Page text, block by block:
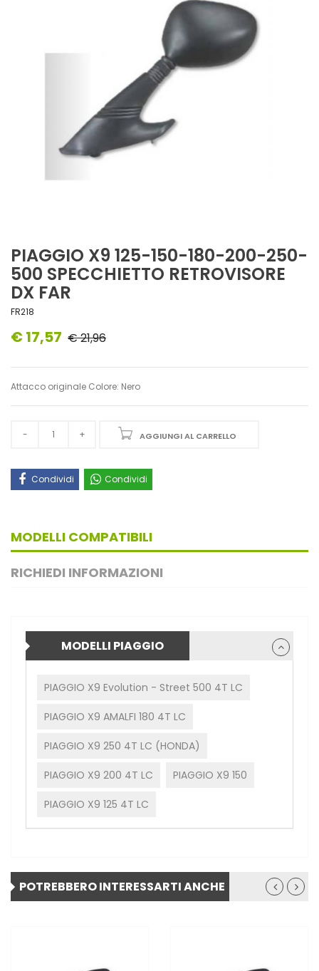
PIAGGIO X9 125-150-180-200-250-
500 SPECCHIETTO RETROVISORE
DX FAR
FR218
€ 17,57 € 21,96
Attacco originale Colore: Nero
AGGIUNGI AL CARRELLO
Condividi Condividi
MODELLI COMPATIBILI
RICHIEDI INFORMAZIONI
MODELLI PIAGGIO
PIAGGIO X9 Evolution - Street 500 4T LC
PIAGGIO X9 AMALFI 180 4T LC
PIAGGIO X9 250 4T LC (HONDA)
PIAGGIO X9 200 4T LC PIAGGIO X9 150
PIAGGIO X9 125 4T LC
POTREBBERO INTERESSARTI ANCHE